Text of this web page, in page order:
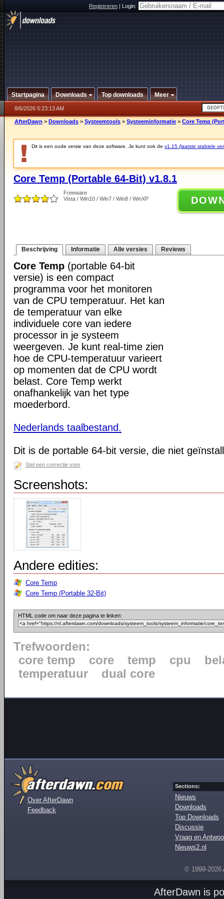
Registreren|Login:
Startpagina Downloads Top downloads Meer
8/6/2026 5:23:13 AM
AfterDawn > Downloads > Systeemtools > Systeeminformatie > Core Temp
Dit is een oude versie van deze software. Je kunt ook de v1.15 (laatste stabiele
Core Temp (Portable 64-Bit) v1.8.1
Freeware
Vista / Win10 / Win7 / Win8 / WinXP
Beschrijving Informatie Alle versies Reviews
Core Temp (portable 64-bit
versie) is een compact
programma voor het monitoren
van de CPU temperatuur. Het kan
de temperatuur van elke
individuele core van iedere
processor in je systeem
weergeven. Je kunt real-time zien
hoe de CPU-temperatuur varieert
op momenten dat de CPU wordt
belast. Core Temp werkt
onafhankelijk van het type
moederbord.
Nederlands taalbestand.
Dit is de portable 64-bit versie, die niet
Stel een correctie voor
Screenshots:
Andere edities:
Core Temp
Core Temp (Portable 32-Bit)
HTML code om naar deze pagina te linken:
Trefwoorden:
core temp
core temp cpu
temperatuur
dual core
Over AfterDawn
Feedback
Sections:
Nieuws
Downloads
Top Downloads
Discussie
Vraag en
Nieuws2.nl
© 1999-2026
AfterDawn is